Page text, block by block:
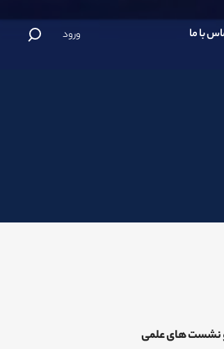
با ما ورود
نشست های علمی